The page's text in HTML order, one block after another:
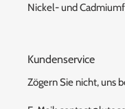
Nickel- und
Kundenservice
Zögern Sie nicht, uns